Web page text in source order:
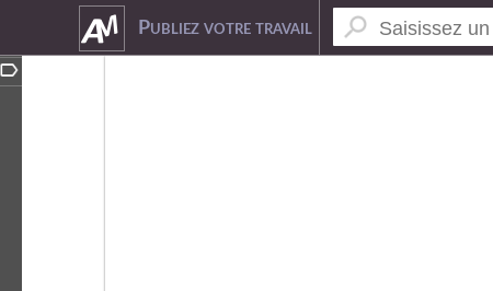
Publiez votre travail